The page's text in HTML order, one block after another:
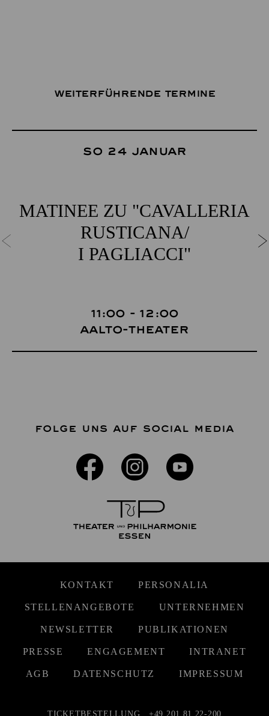
Weiterführende Termine
So 24 Januar
MATINEE ZU "CAVALLERIA
RUSTICANA/
I PAGLIACCI"
11:00 - 12:00
Aalto-Theater
FOLGE UNS AUF SOCIAL MEDIA
KONTAKT PERSONALIA
STELLENANGEBOTE UNTERNEHMEN
NEWSLETTER PUBLIKATIONEN
PRESSE ENGAGEMENT INTRANET
AGB DATENSCHUTZ IMPRESSUM
TICKETBESTELLUNG +49 201 81 22-200